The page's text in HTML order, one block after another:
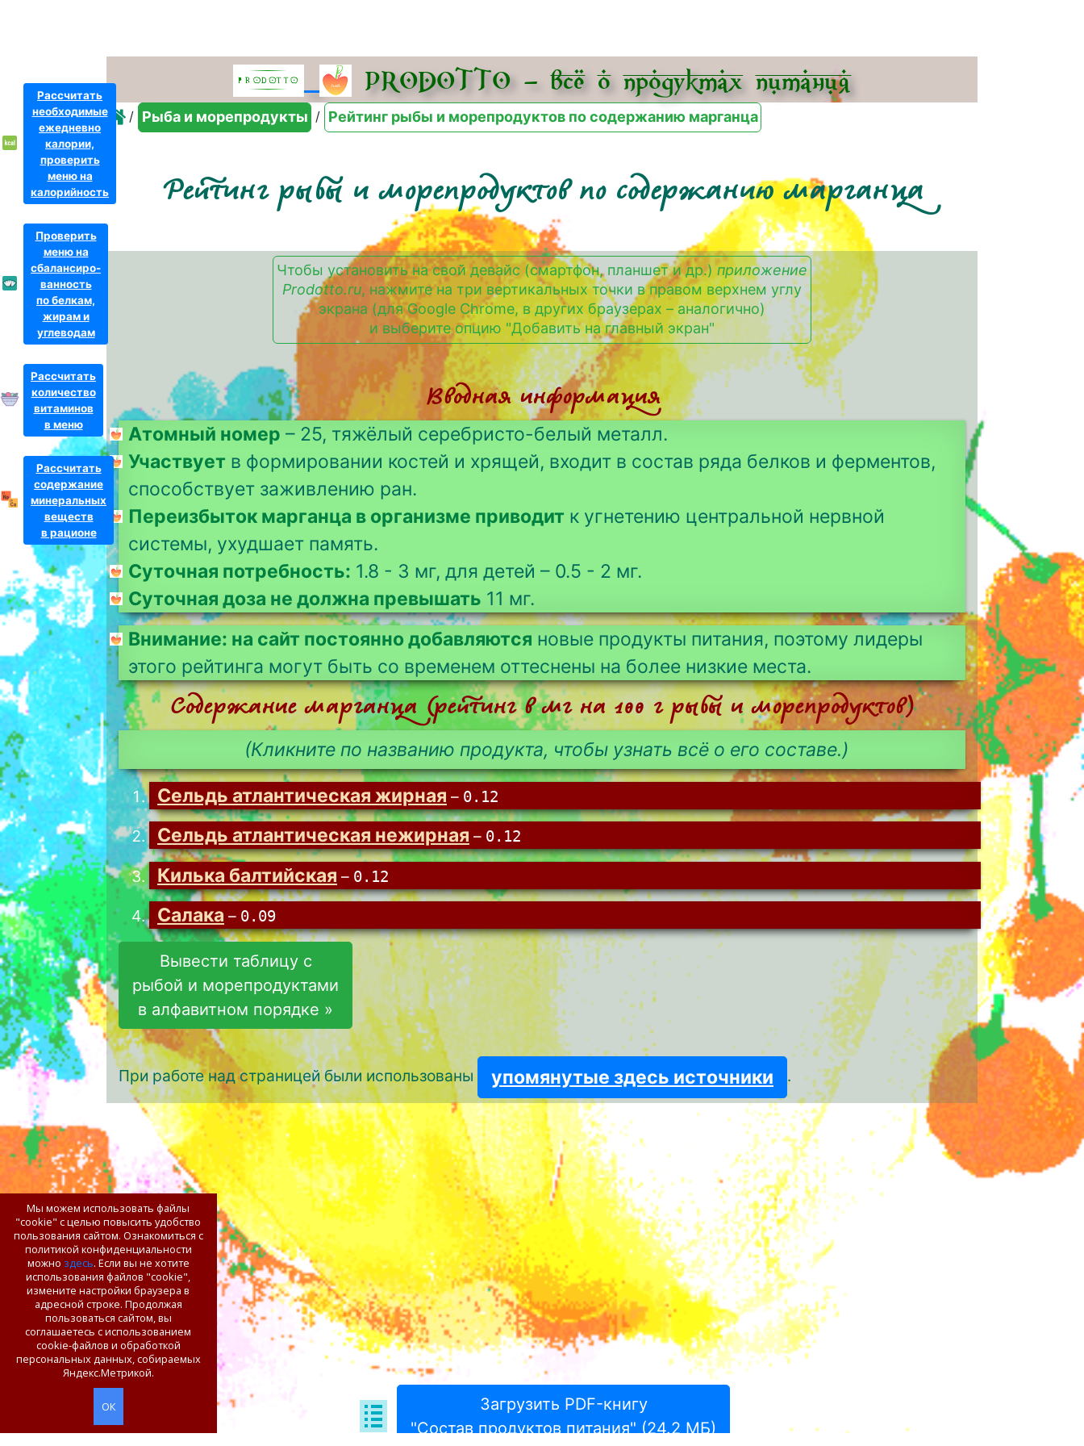
PRODOTTO – всё о про­дуктах питания
/ Рыба и морепродукты / Рейтинг рыбы и морепродуктов по содержанию марганца
Рассчитать
необходимые
ежедневно
калории,
проверить
меню на
калорийность
Проверить
меню на
сбалансиро-
ванность
по белкам,
жирам и
углеводам
Рассчитать
количество
витаминов
в меню
Рассчитать
содержание
минеральных
веществ
в рационе
Рейтинг рыбы и морепродуктов по содержанию марганца
Чтобы установить на свой девайс (смартфон, планшет и др.)приложение
Prodotto.ru, нажмите на три вертикальных точки в правом верхнем углу
экрана (для Google Chrome, в других браузерах – аналогично)
и выберите опцию "Добавить на главный экран"
Вводная информация
Атомный номер – 25, тяжёлый серебристо-белый металл.
Участвует в формировании костей и хрящей, входит в состав ряда белков и ферментов,
способствует заживлению ран.
Переизбыток марганца в организме приводит к угнетению центральной нервной
системы, ухудшает память.
Суточная потребность: 1.8 - 3 мг, для детей – 0.5 - 2 мг.
Суточная доза не должна превышать 11 мг.
Внимание: на сайт постоянно добавляются новые продукты питания, поэтому лидеры
этого рейтинга могут быть со временем оттеснены на более низкие места.
Содержание марганца (рейтинг в мг на 100 г рыбы и морепродуктов)
(Кликните по названию продукта, чтобы узнать всё о его составе.)
Сельдь атлантическая жирная – 0.12
Сельдь атлантическая нежирная – 0.12
Килька балтийская – 0.12
Салака – 0.09
Вывести таблицу с
рыбой и морепродуктами
в алфавитном порядке »
При работе над страницей были использованы упомянутые здесь источники .
Загрузить PDF-книгу
"Состав продуктов питания" (24.2 МБ)
Мы можем использовать файлы
"cookie" с целью повысить удобство
пользования сайтом. Ознакомиться с
политикой конфиденциальности
можно здесь. Если вы не хотите
использования файлов "cookie",
измените настройки браузера в
адресной строке. Продолжая
пользоваться сайтом, вы
соглашаетесь с использованием
cookie-файлов и обработкой
персональных данных, собираемых
Яндекс.Метрикой.
ОК